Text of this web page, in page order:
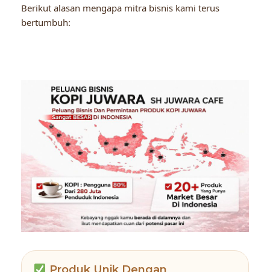
Berikut alasan mengapa mitra bisnis kami terus
bertumbuh: